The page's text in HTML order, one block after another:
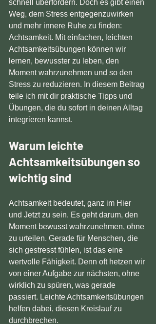
schnell überfordern. Doch es gibt einen
Weg, dem Stress entgegenzuwirken
und mehr innere Ruhe zu finden:
Achtsamkeit. Mit einfachen, leichten
Achtsamkeitsübungen können wir
lernen, bewusster zu leben, den
Moment wahrzunehmen und so den
Stress zu reduzieren. In diesem Beitrag
teile ich mit dir praktische Tipps und
Übungen, die du sofort in deinen Alltag
integrieren kannst.
Warum leichte
Achtsamkeitsübungen so
wichtig sind
Achtsamkeit bedeutet, ganz im Hier
und Jetzt zu sein. Es geht darum, den
Moment bewusst wahrzunehmen, ohne
zu urteilen. Gerade für Menschen, die
sich gestresst fühlen, ist das eine
wertvolle Fähigkeit. Denn oft hetzen wir
von einer Aufgabe zur nächsten, ohne
wirklich zu spüren, was gerade
passiert. Leichte Achtsamkeitsübungen
helfen dabei, diesen Kreislauf zu
durchbrechen.